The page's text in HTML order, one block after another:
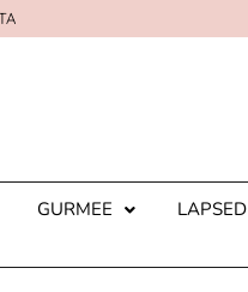
GURMEE LAPSED